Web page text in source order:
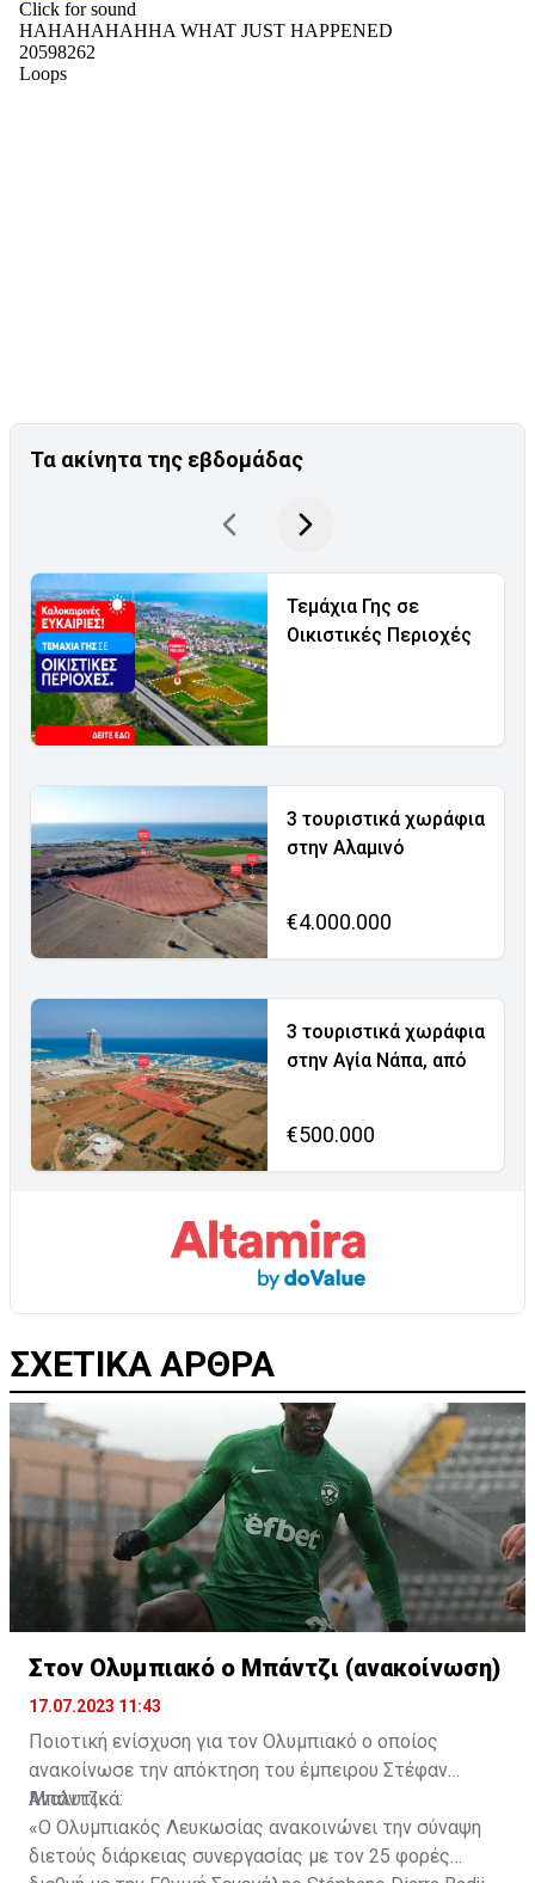
Τα ακίνητα της εβδομάδας
Τεμάχια Γης σε
Οικιστικές Περιοχές
3 τουριστικά χωράφια
στην Αλαμινό
€4.000.000
3 τουριστικά χωράφια
στην Αγία Νάπα, από
€500.000
ΣΧΕΤΙΚΑ ΑΡΘΡΑ
Στον Ολυμπιακό ο Μπάντζι (ανακοίνωση)
17.07.2023 11:43
Ποιοτική ενίσχυση για τον Ολυμπιακό ο οποίος
ανακοίνωσε την απόκτηση του έμπειρου Στέφαν
Μπάντζι.
Αναλυτικά:
«Ο Ολυμπιακός Λευκωσίας ανακοινώνει την σύναψη
διετούς διάρκειας συνεργασίας με τον 25 φορές